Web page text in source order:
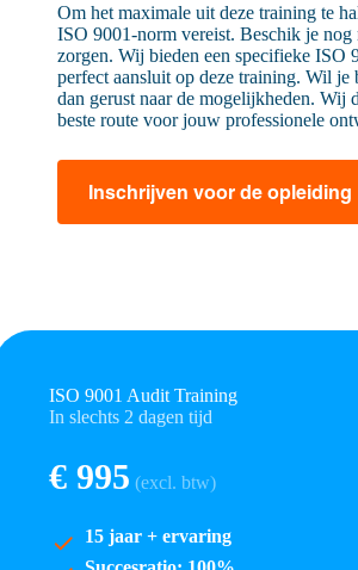
Om het maximale uit deze training te
ISO 9001-norm vereist. Beschik je nog
zorgen. Wij bieden een specifieke ISO
perfect aansluit op deze training. Wil
dan gerust naar de mogelijkheden. Wij
beste route voor jouw professionele
Inschrijven voor de opleiding
ISO 9001 Audit Training
In slechts 2 dagen tijd
€ 995 (excl. btw)
15 jaar + ervaring